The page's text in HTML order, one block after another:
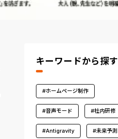
キーワードから探す
#ホームページ制作
#音声モード #社内研修
#Antigravity #未来予測